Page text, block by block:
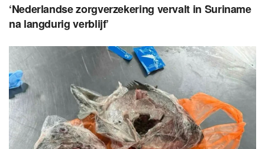
‘Nederlandse zorgverzekering vervalt in Suriname
na langdurig verblijf’